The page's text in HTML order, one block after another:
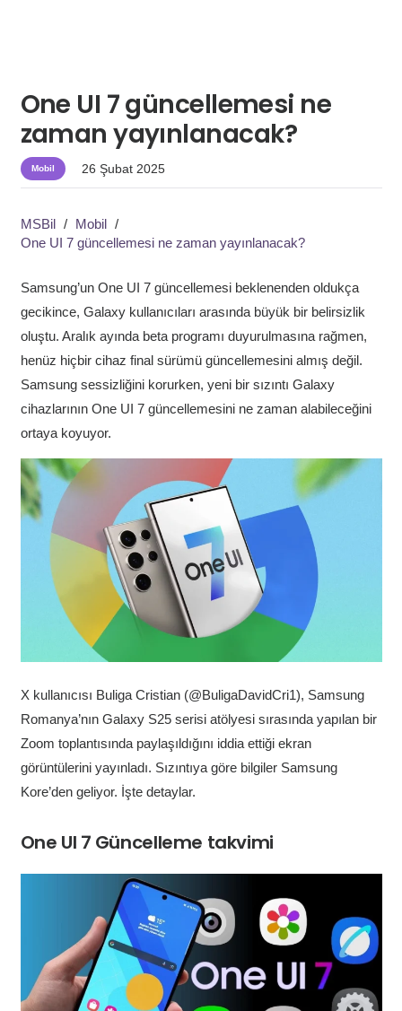
One UI 7 güncellemesi ne
zaman yayınlanacak?
Mobil 26 Şubat 2025
MSBil / Mobil /
One UI 7 güncellemesi ne zaman yayınlanacak?
Samsung’un One UI 7 güncellemesi beklenenden oldukça
gecikince, Galaxy kullanıcıları arasında büyük bir belirsizlik
oluştu. Aralık ayında beta programı duyurulmasına rağmen,
henüz hiçbir cihaz final sürümü güncellemesini almış değil.
Samsung sessizliğini korurken, yeni bir sızıntı Galaxy
cihazlarının One UI 7 güncellemesini ne zaman alabileceğini
ortaya koyuyor.
X kullanıcısı Buliga Cristian (@BuligaDavidCri1), Samsung
Romanya’nın Galaxy S25 serisi atölyesi sırasında yapılan bir
Zoom toplantısında paylaşıldığını iddia ettiği ekran
görüntülerini yayınladı. Sızıntıya göre bilgiler Samsung
Kore’den geliyor. İşte detaylar.
One UI 7 Güncelleme takvimi